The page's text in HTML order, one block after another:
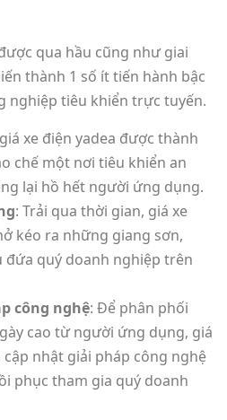
qua hầu cũng như giai
thành 1 số ít tiến hành bậc
nghiệp tiêu khiển trực tuyến.
xe điện yadea được thành
chế một nơi tiêu khiển an
lại hồ hết người ứng dụng.
: Trải qua thời gian, giá xe
kéo ra những giang sơn,
đứa quý doanh nghiệp trên
công nghệ: Để phân phối
cao từ người ứng dụng, giá
cập nhật giải pháp công nghệ
phục tham gia quý doanh